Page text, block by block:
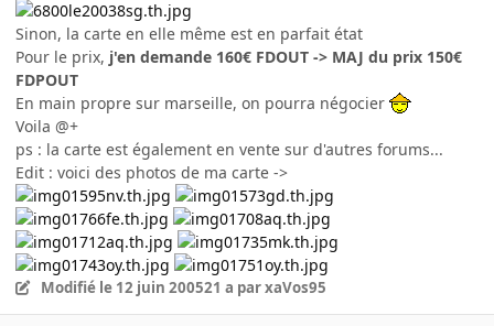
Sinon, la carte en elle même est en parfait état
Pour le prix, j'en demande 160€ FDOUT -> MAJ du prix 150€
FDPOUT
En main propre sur marseille, on pourra négocier
Voila @+
ps : la carte est également en vente sur d'autres forums...
Edit : voici des photos de ma carte ->
Modifié le 12 juin 200521 a par xaVos95